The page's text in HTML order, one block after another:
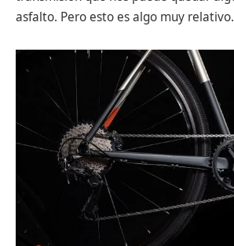
asfalto. Pero esto es algo muy relativo.